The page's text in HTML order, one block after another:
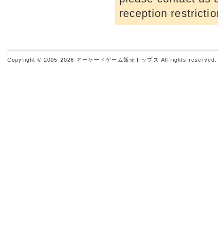
reception
Copyright © 2005-2026 アーケードゲーム販売トップス All rights reserved.